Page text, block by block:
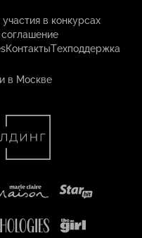
в конкурсах
соглашение
КонтактыТехподдержка
в Москве